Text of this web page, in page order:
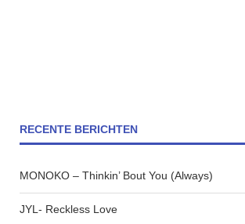
RECENTE BERICHTEN
MONOKO – Thinkin’ Bout You (Always)
JYL- Reckless Love